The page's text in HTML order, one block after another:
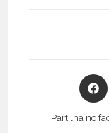
Opens
in
Partilha no